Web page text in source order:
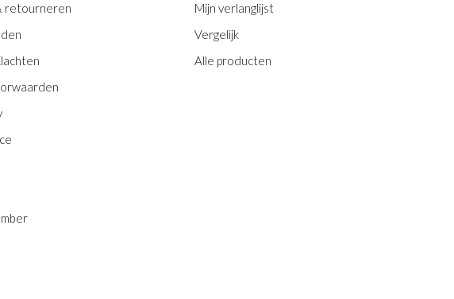
retourneren
Mijn verlanglijst
Vergelijk
Alle producten